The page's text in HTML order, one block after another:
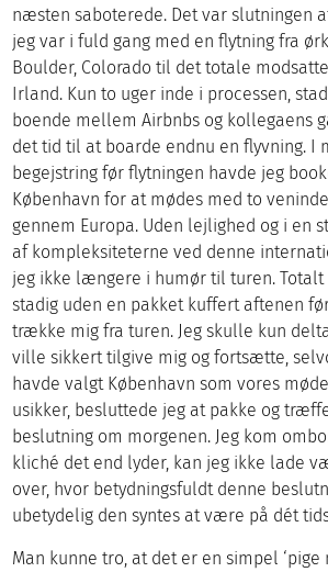
næsten saboterede. Det var slutningen
jeg var i fuld gang med en flytning fra
Boulder, Colorado til det totale
Irland. Kun to uger inde i processen,
boende mellem Airbnbs og kollegaens
det tid til at boarde endnu en flyvning. I
begejstring før flytningen havde jeg
København for at mødes med to
gennem Europa. Uden lejlighed og i en
af kompleksiteterne ved denne
jeg ikke længere i humør til turen.
stadig uden en pakket kuffert aftenen
trække mig fra turen. Jeg skulle kun
ville sikkert tilgive mig og fortsætte,
havde valgt København som vores
usikker, besluttede jeg at pakke og
beslutning om morgenen. Jeg kom
kliché det end lyder, kan jeg ikke lade
over, hvor betydningsfuldt denne
ubetydelig den syntes at være på dét
Man kunne tro, at det er en simpel ‘pige